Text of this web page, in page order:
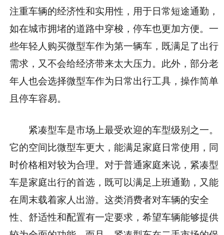
注重车辆的经济性和实用性，用于日常短途通勤，
如在城市拥堵的道路中穿梭，停车也更加方便。一
些年轻人购买微型车作为第一辆车，既满足了出行
需求，又不会给经济带来太大压力。此外，部分老
年人也会选择微型车作为日常出行工具，操作简单
且停车容易。
紧凑型车是市场上最受欢迎的车型级别之一。
它的空间比微型车更大，能满足家庭日常使用，同
时价格相对较为合理。对于普通家庭来说，紧凑型
车是家庭出行的首选，既可以满足上班通勤，又能
在周末载着家人出游。这类消费者对车辆的安全
性、舒适性和配置有一定要求，希望车辆能够提供